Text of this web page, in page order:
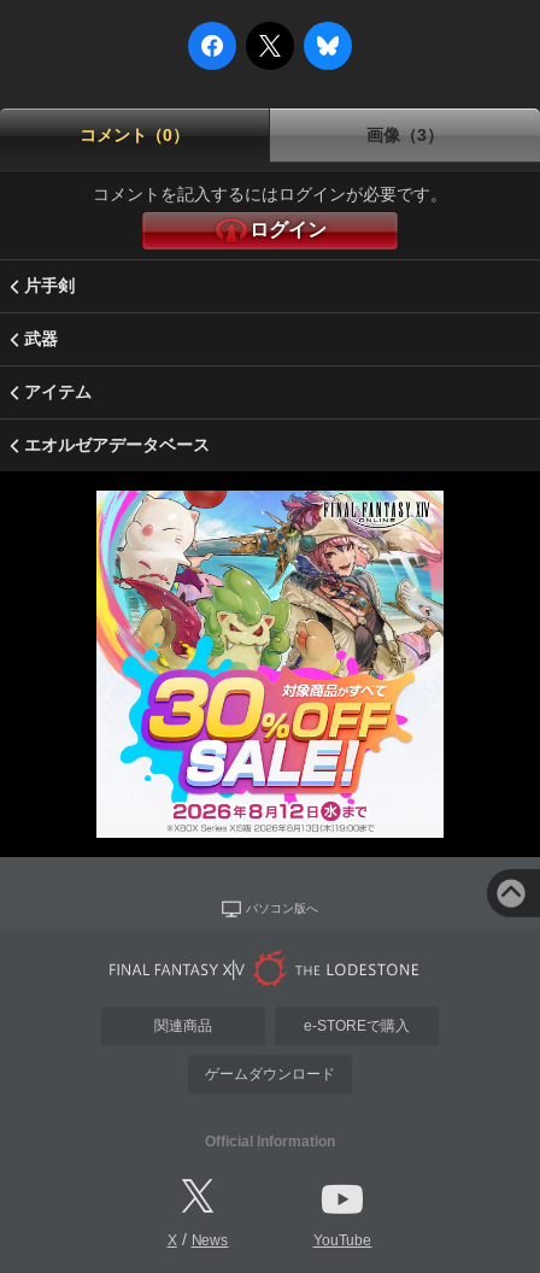
コメント（0） 画像（3）
コメントを記入するにはログインが必要です。
ログイン
片手剣
武器
アイテム
エオルゼアデータベース
パソコン版へ
関連商品 e-STOREで購入
ゲームダウンロード
Official Information
X/ News YouTube